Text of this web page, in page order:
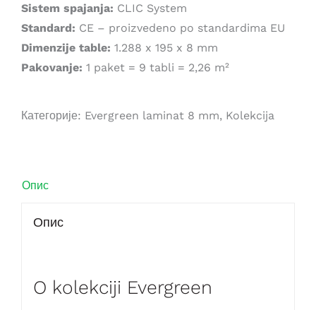
Sistem spajanja: CLIC System
Standard: CE – proizvedeno po standardima EU
Dimenzije table: 1.288 x 195 x 8 mm
Pakovanje: 1 paket = 9 tabli = 2,26 m²
Категорије: Evergreen laminat 8 mm, Kolekcija
Опис
Опис
O kolekciji Evergreen